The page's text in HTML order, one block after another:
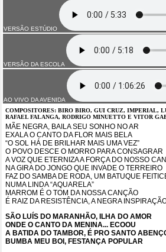
VERSÃO ESTÚDIO
VERSÃO DA ESCOLA
AO VIVO DA AVENIDA
COMPOSITORES: BIRO BIRO, GUI CRUZ, IMPERIAL,
RAFAEL FALANGA, RODRIGO MINUETTO E VITOR
MÃE NEGRA, BAILA SEU SONHO NO AR
EXALA O CANTO DA FLOR MAIS BELA
“O SOL HÁ DE BRILHAR MAIS UMA VEZ”
O POVO DESCE O MORRO PARA CONSAGRAR
A VOZ QUE ETERNIZA A FORÇA DO NOSSO
NA GIRA DO JONGO QUE INVADE O TERREIRO
FAZ DO SAMBA DE RODA, UM BATUQUE
NUMA LINDA “AQUARELA”
MARROM É O TOM DA NOSSA CANÇÃO
É RAIZ DA RESISTÊNCIA, A NEGRA
SÃO LUÍS DO MARANHÃO, ILHA DO AMOR
ONDE O CANTO DA MENINA... ECOOU
A BATIDA DO TAMBOR, É PRO SANTO
BUMBA MEU BOI, FESTANÇA POPULAR